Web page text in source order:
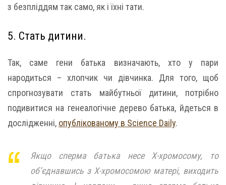
з безпліддям так само, як і їхні тати.
5. Стать дитини.
Так, саме гени батька визначають, хто у пари
народиться – хлопчик чи дівчинка. Для того, щоб
спрогнозувати стать майбутньої дитини, потрібно
подивитися на генеалогічне дерево батька, йдеться в
дослідженні, опублікованому в Science Daily.
Якщо сперма батька несе Х-хромосому, то
об’єднавшись з Х-хромосомою матері, виходить